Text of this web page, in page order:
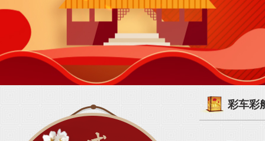
彩车彩